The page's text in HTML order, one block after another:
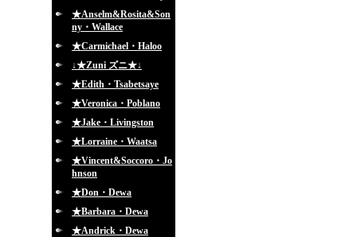
★Anselm&Rosita&Son
ny・Wallace
★Carmichael・Haloo
↓★Zuni ズニ★↓
★Edith・Tsabetsaye
★Veronica・Poblano
★Jake・Livingston
★Lorraine・Waatsa
★Vincent&Soccoro・Jo
hnson
★Don・Dewa
★Barbara・Dewa
★Andrick・Dewa